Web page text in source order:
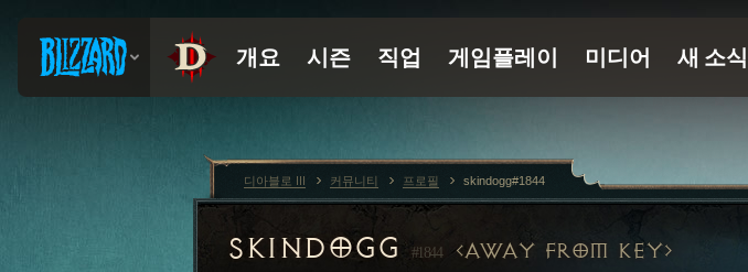
SKINDOGG #1844 AWAY FROM KEY
디아블로 III 커뮤니티 프로필 skindogg#1844